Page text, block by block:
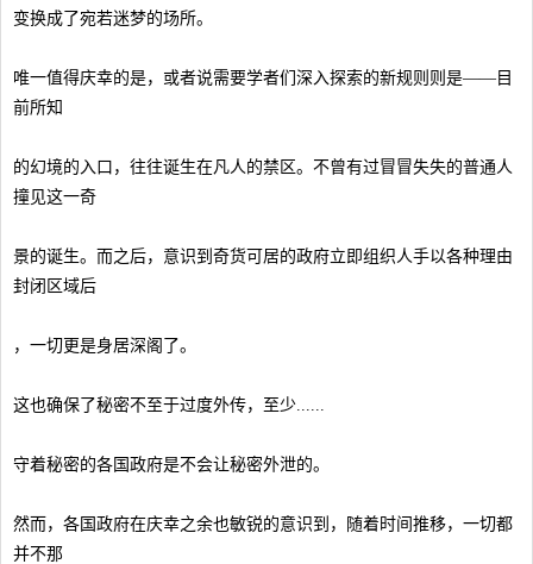
变换成了宛若迷梦的场所。
唯一值得庆幸的是，或者说需要学者们深入探索的新规则则是——目
前所知
的幻境的入口，往往诞生在凡人的禁区。不曾有过冒冒失失的普通人
撞见这一奇
景的诞生。而之后，意识到奇货可居的政府立即组织人手以各种理由
封闭区域后
，一切更是身居深阁了。
这也确保了秘密不至于过度外传，至少......
守着秘密的各国政府是不会让秘密外泄的。
然而，各国政府在庆幸之余也敏锐的意识到，随着时间推移，一切都
并不那